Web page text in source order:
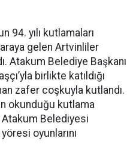
94. yılı kutlamaları
gelen Artvinliler
Atakum Belediye Başkanı
birlikte katıldığı
zafer coşkuyla kutlandı.
okunduğu kutlama
Belediyesi
oyunlarını